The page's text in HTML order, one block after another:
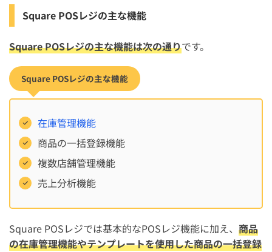
Square POSレジの主な機能
Square POSレジの主な機能は次の通りです。
Square POSレジの主な機能
在庫管理機能
商品の一括登録機能
複数店舗管理機能
売上分析機能
Square POSレジでは基本的なPOSレジ機能に加え、 商品
の在庫管理機能やテンプレートを使用した商品の一括登録